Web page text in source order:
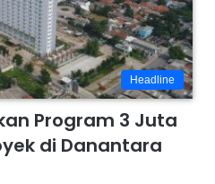
Headline
Program 3 Juta
di Danantara